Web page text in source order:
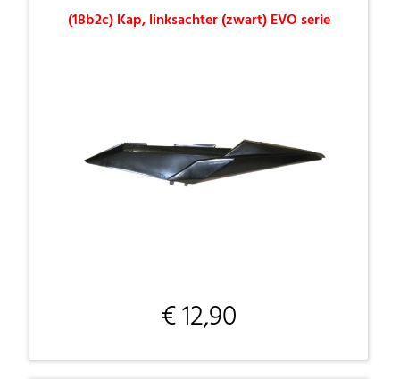
(18b2c) Kap, linksachter (zwart) EVO serie
€ 12,90